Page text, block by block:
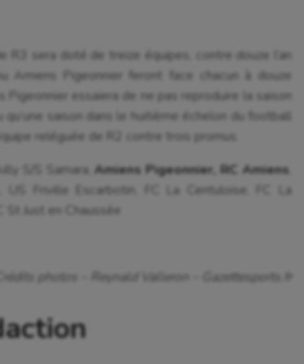
et Paralympiques
Roller-derby
R3 sera doté de treize équipes, contre douze l’an
Amiens Pigeonnier feront face chacun à douze
essaiera de ne pas reproduire la saison
saison dans le huitième échelon du football
reléguée de R2 contre trois promus.
S/S Samara, Amiens Pigeonnier, RC Amiens
US Friville Escarbotin, FC La Centuloise, FC La
St Just en Chaussée
Crédits photos – Reynald Valleron – Gazettesports.fr